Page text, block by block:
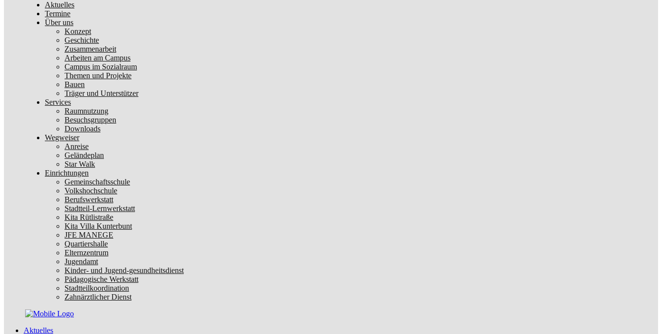
Aktuelles
Termine
Über uns
Konzept
Geschichte
Zusammenarbeit
Arbeiten am Campus
Campus im Sozialraum
Themen und Projekte
Bauen
Träger und Unterstützer
Services
Raumnutzung
Besuchsgruppen
Downloads
Wegweiser
Anreise
Geländeplan
Star Walk
Einrichtungen
Gemeinschaftsschule
Volkshochschule
Berufswerkstatt
Stadtteil-Lernwerkstatt
Kita Rütlistraße
Kita Villa Kunterbunt
JFE MANEGE
Quartiershalle
Elternzentrum
Jugendamt
Kinder- und Jugend-gesundheitsdienst
Pädagogische Werkstatt
Stadtteilkoordination
Zahnärztlicher Dienst
Aktuelles